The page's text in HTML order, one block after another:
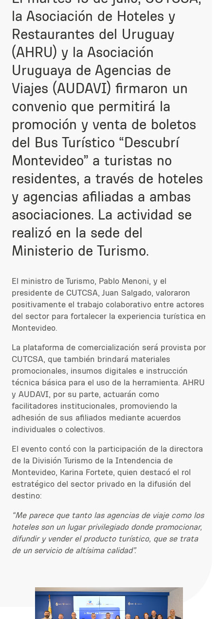
la Asociación de Hoteles y
Restaurantes del Uruguay
(AHRU) y la Asociación
Uruguaya de Agencias de
Viajes (AUDAVI) firmaron un
convenio que permitirá la
promoción y venta de boletos
del Bus Turístico “Descubrí
Montevideo” a turistas no
residentes, a través de hoteles
y agencias afiliadas a ambas
asociaciones. La actividad se
realizó en la sede del
Ministerio de Turismo.
El ministro de Turismo, Pablo Menoni, y el
presidente de CUTCSA, Juan Salgado, valoraron
positivamente el trabajo colaborativo entre actores
del sector para fortalecer la experiencia turística en
Montevideo.
La plataforma de comercialización será provista por
CUTCSA, que también brindará materiales
promocionales, insumos digitales e instrucción
técnica básica para el uso de la herramienta. AHRU
y AUDAVI, por su parte, actuarán como
facilitadores institucionales, promoviendo la
adhesión de sus afiliados mediante acuerdos
individuales o colectivos.
El evento contó con la participación de la directora
de la División Turismo de la Intendencia de
Montevideo, Karina Fortete, quien destacó el rol
estratégico del sector privado en la difusión del
destino:
“Me parece que tanto las agencias de viaje como los
hoteles son un lugar privilegiado donde promocionar,
difundir y vender el producto turístico, que se trata
de un servicio de altísima calidad”.